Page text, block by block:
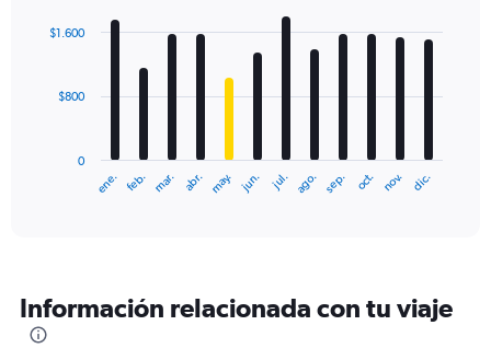
with
12
The
categories.
The
ene. feb. mar. abr. may. jun. jul. ago. sep. oct. nov. dic.
0
$800
$1.600
Información relacionada con tu viaje